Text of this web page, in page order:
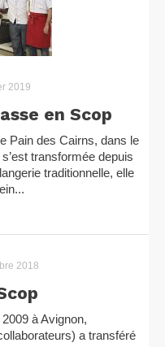
2019
en Scop
Pain des Cairns, dans le
transformée depuis
traditionnelle, elle
2018
à Avignon,
a transféré